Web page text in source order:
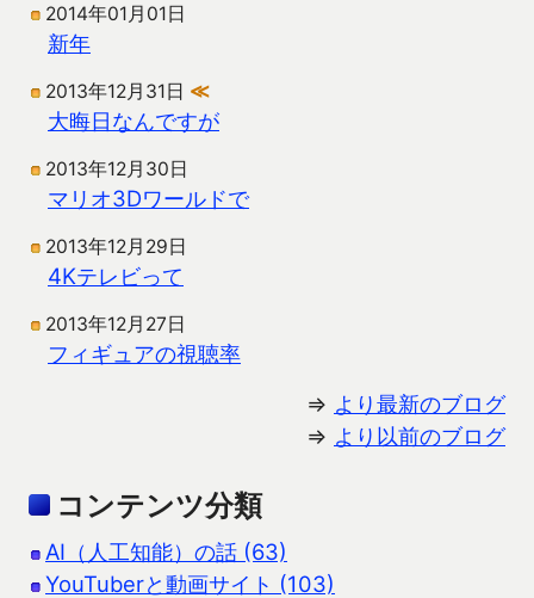
2014年01月01日
新年
2013年12月31日 ≪
大晦日なんですが
2013年12月30日
マリオ3Dワールドで
2013年12月29日
4Kテレビって
2013年12月27日
フィギュアの視聴率
⇒ より最新のブログ
⇒ より以前のブログ
コンテンツ分類
AI（人工知能）の話 (63)
YouTuberと動画サイト (103)